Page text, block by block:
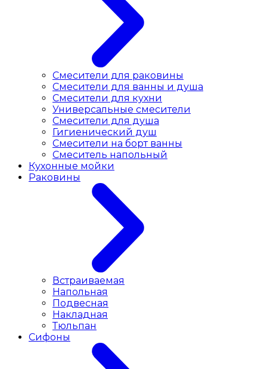
Смесители для раковины
Cмесители для ванны и душа
Смесители для кухни
Универсальные смесители
Смесители для душа
Гигиенический душ
Смесители на борт ванны
Смеситель напольный
Кухонные мойки
Раковины
Встраиваемая
Напольная
Подвесная
Накладная
Тюльпан
Сифоны